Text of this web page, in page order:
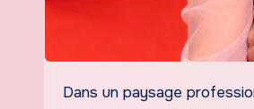
Dans un paysage professionnel en constante évolution, certaines figures s’imposent par leur capacité à anticiper